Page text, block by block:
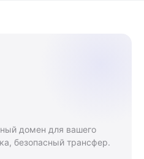
домен для вашего
безопасный трансфер.